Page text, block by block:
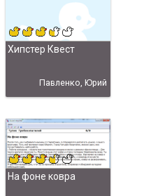
Хипстер Квест
Павленко, Юрий
На фоне ковра